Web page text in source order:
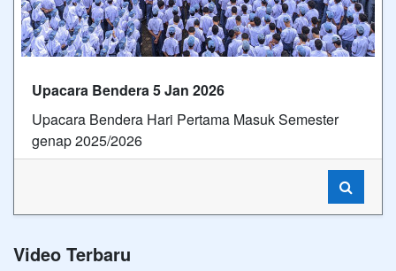
Upacara Bendera 5 Jan 2026
Upacara Bendera Hari Pertama Masuk Semester
genap 2025/2026
Video Terbaru